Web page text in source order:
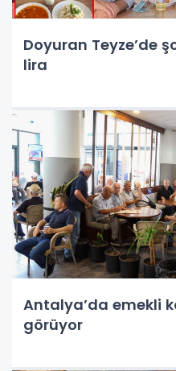
Doyuran Teyze’de
lira
Antalya’da emekli
görüyor